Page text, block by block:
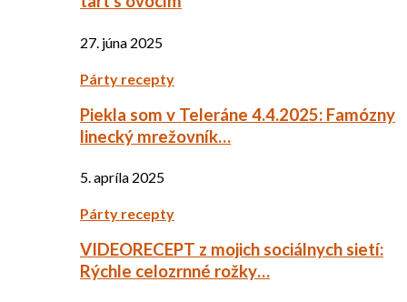
27. júna 2025
Párty recepty
Piekla som v Teleráne 4.4.2025: Famózny
linecký mrežovník…
5. apríla 2025
Párty recepty
VIDEORECEPT z mojich sociálnych sietí:
Rýchle celozrnné rožky…